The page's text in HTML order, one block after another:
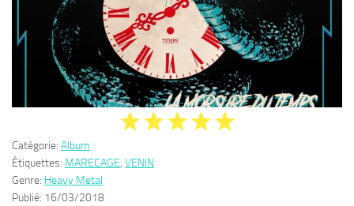
Catégorie: Album
Étiquettes: MARECAGE, VENIN
Genre: Heavy Metal
Publié: 16/03/2018